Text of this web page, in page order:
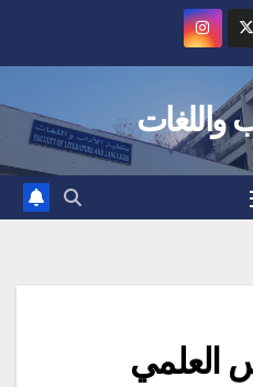
واللغات
العلمي